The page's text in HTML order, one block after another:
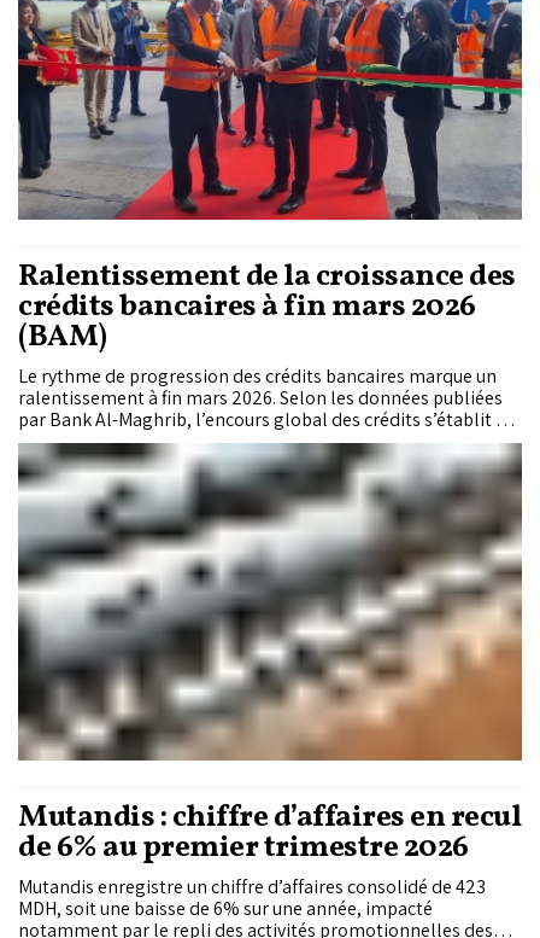
millions de dirhams et permettra la création de 83 emplois
stables.
Ralentissement de la croissance des
crédits bancaires à fin mars 2026
(BAM)
Le rythme de progression des crédits bancaires marque un
ralentissement à fin mars 2026. Selon les données publiées
par Bank Al-Maghrib, l’encours global des crédits s’établit à
1.251 milliards de dirhams, en hausse de 7,4% en glissement
annuel, soit une augmentation de 86 milliards de dirhams. Un
rythme en retrait par rapport à la progression de 8,4%
enregistrée à fin février.
Mutandis : chiffre d’affaires en recul
de 6% au premier trimestre 2026
Mutandis enregistre un chiffre d’affaires consolidé de 423
MDH, soit une baisse de 6% sur une année, impacté
notamment par le repli des activités promotionnelles des